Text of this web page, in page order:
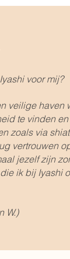
voor mij?
veilige haven
te vinden
zoals via
vertrouwen
jezelf zijn
ik bij Iyashi
W.)